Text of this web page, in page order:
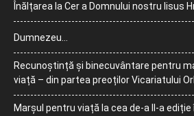
Înălțarea la Cer a Domnului nostru Iisus
Dumnezeu…
Recunoștință și binecuvântare pentru
viață – din partea preoților Vicariatului
Marșul pentru viață la cea de-a II-a ediție